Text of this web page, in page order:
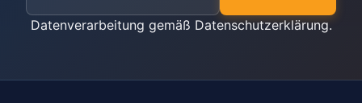
Datenverarbeitung gemäß Datenschutzerklärung.